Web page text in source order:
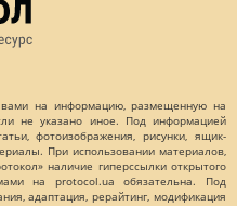
на информацию, размещенную на
не указано иное. Под информацией
фотоизображения, рисунки, ящик-
При использовании материалов,
наличие гиперссылки открытого
на protocol.ua обязательна. Под
адаптация, рерайтинг, модификация